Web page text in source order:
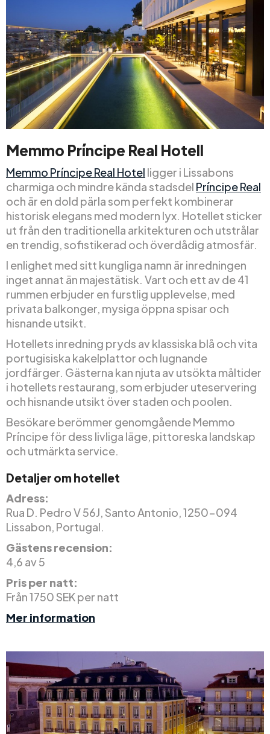
Memmo Príncipe Real Hotell
Memmo Príncipe Real Hotel ligger i Lissabons
charmiga och mindre kända stadsdel Príncipe Real
och är en dold pärla som perfekt kombinerar
historisk elegans med modern lyx. Hotellet sticker
ut från den traditionella arkitekturen och utstrålar
en trendig, sofistikerad och överdådig atmosfär.
I enlighet med sitt kungliga namn är inredningen
inget annat än majestätisk. Vart och ett av de 41
rummen erbjuder en furstlig upplevelse, med
privata balkonger, mysiga öppna spisar och
hisnande utsikt.
Hotellets inredning pryds av klassiska blå och vita
portugisiska kakelplattor och lugnande
jordfärger. Gästerna kan njuta av utsökta måltider
i hotellets restaurang, som erbjuder uteservering
och hisnande utsikt över staden och poolen.
Besökare berömmer genomgående Memmo
Príncipe för dess livliga läge, pittoreska landskap
och utmärkta service.
Detaljer om hotellet
Adress:
Rua D. Pedro V 56J, Santo Antonio, 1250-094
Lissabon, Portugal.
Gästens recension:
4,6 av 5
Pris per natt:
Från 1750 SEK per natt
Mer information